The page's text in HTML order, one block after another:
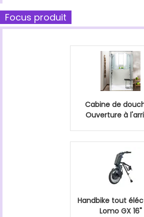
Focus produit
Cabine de
Ouverture à
Handbike tout
Lomo GX 16"